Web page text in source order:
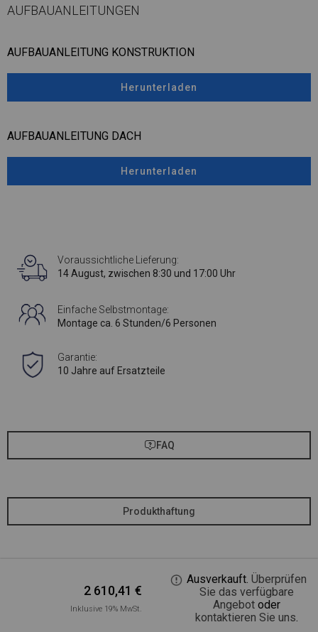
AUFBAUANLEITUNGEN
AUFBAUANLEITUNG KONSTRUKTION
Herunterladen
AUFBAUANLEITUNG DACH
Herunterladen
Voraussichtliche Lieferung:
14 August, zwischen 8:30 und 17:00 Uhr
Einfache Selbstmontage:
Montage ca. 6 Stunden/6 Personen
Garantie:
10 Jahre auf Ersatzteile
FAQ
Produkthaftung
2 610,41€
Inklusive 19% MwSt.
Ausverkauft. Überprüfen
Sie das verfügbare
Angebotoder
kontaktieren Sie uns.